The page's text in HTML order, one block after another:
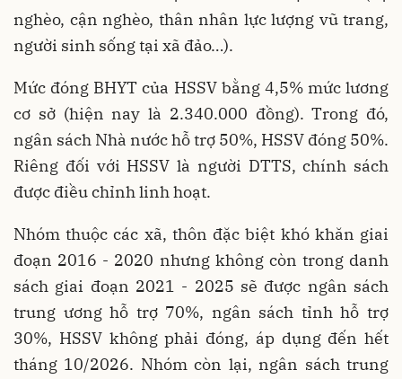
nghèo, cận nghèo, thân nhân lực lượng vũ trang,
người sinh sống tại xã đảo…).
Mức đóng BHYT của HSSV bằng 4,5% mức lương
cơ sở (hiện nay là 2.340.000 đồng). Trong đó,
ngân sách Nhà nước hỗ trợ 50%, HSSV đóng 50%.
Riêng đối với HSSV là người DTTS, chính sách
được điều chỉnh linh hoạt.
Nhóm thuộc các xã, thôn đặc biệt khó khăn giai
đoạn 2016 - 2020 nhưng không còn trong danh
sách giai đoạn 2021 - 2025 sẽ được ngân sách
trung ương hỗ trợ 70%, ngân sách tỉnh hỗ trợ
30%, HSSV không phải đóng, áp dụng đến hết
tháng 10/2026. Nhóm còn lại, ngân sách trung